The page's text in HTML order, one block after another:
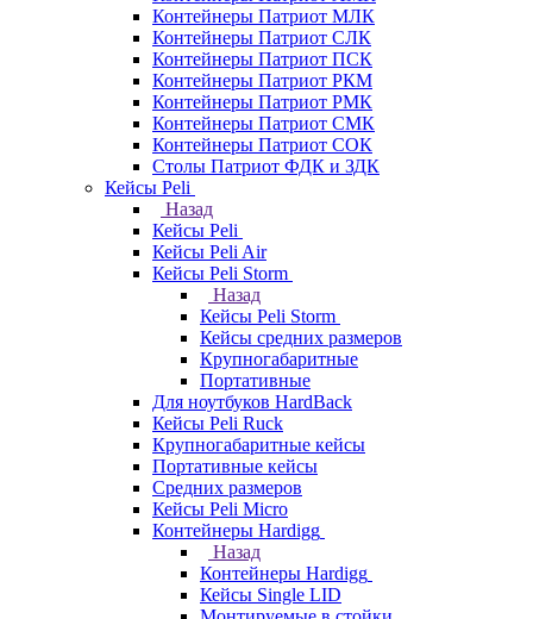
Контейнеры Патриот МЛК
Контейнеры Патриот CЛК
Контейнеры Патриот ПСК
Контейнеры Патриот РКМ
Контейнеры Патриот РМК
Контейнеры Патриот СМК
Контейнеры Патриот СОК
Столы Патриот ФДК и ЗДК
Кейсы Peli
Назад
Кейсы Peli
Кейсы Peli Air
Кейсы Peli Storm
Назад
Кейсы Peli Storm
Кейсы средних размеров
Крупногабаритные
Портативные
Для ноутбуков HardBack
Кейсы Peli Ruck
Крупногабаритные кейсы
Портативные кейсы
Средних размеров
Кейсы Peli Micro
Контейнеры Hardigg
Назад
Контейнеры Hardigg
Кейсы Single LID